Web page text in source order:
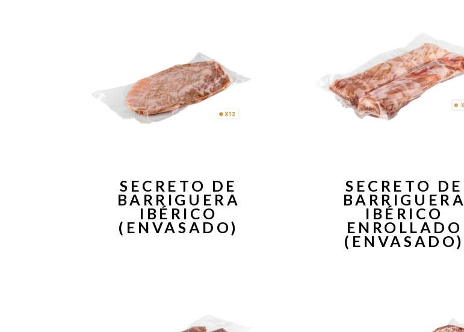
SECRETO DE
BARRIGUERA
IBÉRICO
(ENVASADO)
SECRETO DE
BARRIGUERA
IBÉRICO
ENROLLADO
(ENVASADO)